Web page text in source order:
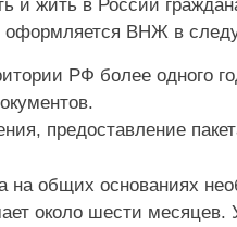
и жить в России
оформляется ВНЖ в
РФ более одного
предоставление
на общих основаниях
около шести